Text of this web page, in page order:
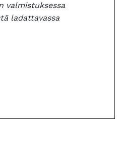
valmistuksessa
ladattavassa